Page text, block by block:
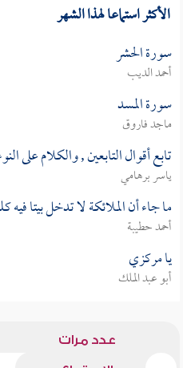
الأكثر استماعا لهذا الشهر
سورة الحشر
أحمد الديب
سورة المسد
ماجد فاروق
تابع أقوال التابعين , والكلام على
ياسر برهامي
ما جاء أن الملائكة لا تدخل بيتا
أحمد حطيبة
يا مركزي
أبو عبد الملك
عدد مرات